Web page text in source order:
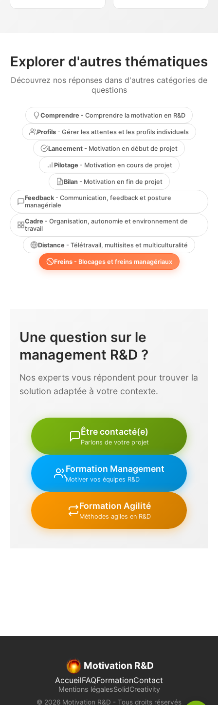
Explorer d'autres thématiques
Découvrez nos réponses dans d'autres catégories de
questions
Comprendre - Comprendre la motivation en R&D
Profils - Gérer les attentes et les profils individuels
Lancement - Motivation en début de projet
Pilotage - Motivation en cours de projet
Bilan- Motivation en fin de projet
Feedback - Communication, feedback et posture
managériale
Cadre - Organisation, autonomie et environnement de
travail
Distance - Télétravail, multisites et multiculturalité
Freins- Blocages et freins managériaux
Une question sur le
management R&D ?
Nos experts vous répondent pour trouver la
solution adaptée à votre contexte.
Être contacté(e)
Parlons de votre projet
Formation Management
Motiver vos équipes R&D
Formation Agilité
Méthodes agiles en R&D
Motivation R&D
AccueilFAQFormationContact
Mentions légalesSolidCreativity
© 2026 Motivation R&D - Tous droits réservés